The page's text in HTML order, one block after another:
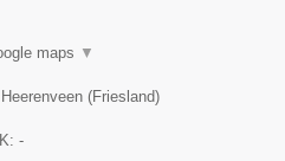
maps ▼
Heerenveen (Friesland)
-